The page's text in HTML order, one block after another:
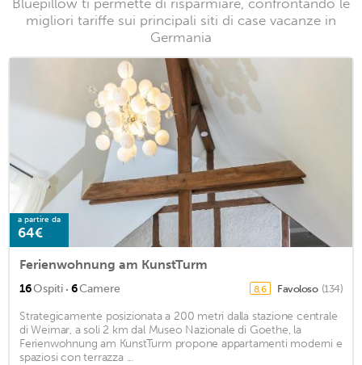
Bluepillow ti permette di risparmiare, confrontando le
migliori tariffe sui principali siti di case vacanze in
Germania
a partire da
64€
Ferienwohnung am KunstTurm
16Ospiti · 6Camere 8,6 Favoloso (134)
Strategicamente posizionata a 200 metri dalla stazione centrale
di Weimar, a soli 2 km dal Museo Nazionale di Goethe, la
Ferienwohnung am KunstTurm propone appartamenti moderni e
spaziosi con terrazza ...